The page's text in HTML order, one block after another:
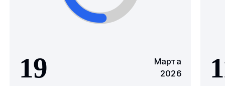
19
Марта
2026